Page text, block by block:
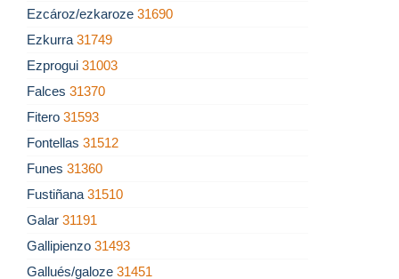
Ezcároz/ezkaroze 31690
Ezkurra 31749
Ezprogui 31003
Falces 31370
Fitero 31593
Fontellas 31512
Funes 31360
Fustiñana 31510
Galar 31191
Gallipienzo 31493
Gallués/galoze 31451